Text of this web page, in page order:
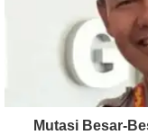
Mutasi Besar-